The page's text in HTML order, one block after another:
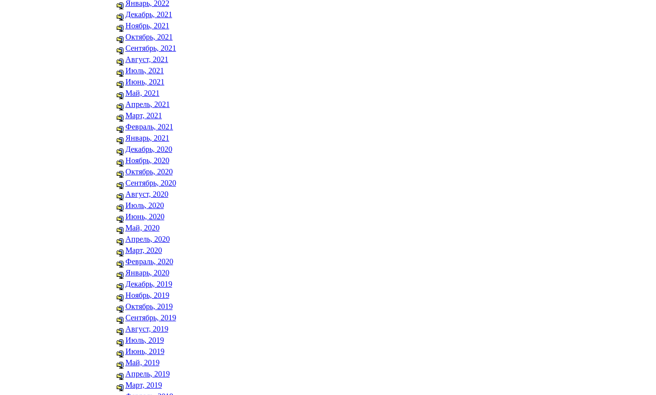
Январь, 2022
Декабрь, 2021
Ноябрь, 2021
Октябрь, 2021
Сентябрь, 2021
Август, 2021
Июль, 2021
Июнь, 2021
Май, 2021
Апрель, 2021
Март, 2021
Февраль, 2021
Январь, 2021
Декабрь, 2020
Ноябрь, 2020
Октябрь, 2020
Сентябрь, 2020
Август, 2020
Июль, 2020
Июнь, 2020
Май, 2020
Апрель, 2020
Март, 2020
Февраль, 2020
Январь, 2020
Декабрь, 2019
Ноябрь, 2019
Октябрь, 2019
Сентябрь, 2019
Август, 2019
Июль, 2019
Июнь, 2019
Май, 2019
Апрель, 2019
Март, 2019